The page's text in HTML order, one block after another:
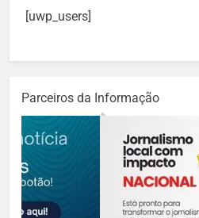
[uwp_users]
Parceiros da Informação